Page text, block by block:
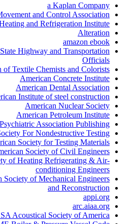
a Kaplan Company
and Control Association
and Refrigeration Institute
Alteration
amazon ebook
Highway and Transportation
Officials
of Textile Chemists and Colorists
American Concrete Institute
American Dental Association
Institute of steel construction
American Nuclear Society
American Petroleum Institute
Association Publishing
For Nondestructive Testing
Society for Testing Materials
Society of Civil Engineers
of Heating Refrigerating & Air-
conditioning Engineers
Society of Mechanical Engineers
and Reconstruction
appi.org
arc.aiaa.org
Acoustical Society of America